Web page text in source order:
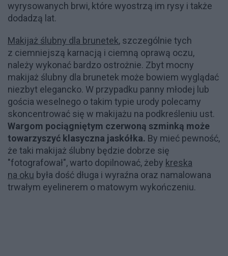
wyrysowanych brwi, które wyostrzą im rysy i także
dodadzą lat.
Makijaż ślubny dla brunetek, szczególnie tych
z ciemniejszą karnacją i ciemną oprawą oczu,
należy wykonać bardzo ostrożnie. Zbyt mocny
makijaż ślubny dla brunetek może bowiem wyglądać
niezbyt elegancko. W przypadku panny młodej lub
gościa weselnego o takim typie urody polecamy
skoncentrować się w makijażu na podkreśleniu ust.
Wargom pociągniętym czerwoną szminką może
towarzyszyć klasyczna jaskółka. By mieć pewność,
że taki makijaż ślubny będzie dobrze się
"fotografował", warto dopilnować, żeby kreska
na oku była dość długa i wyraźna oraz namalowana
trwałym eyelinerem o matowym wykończeniu.